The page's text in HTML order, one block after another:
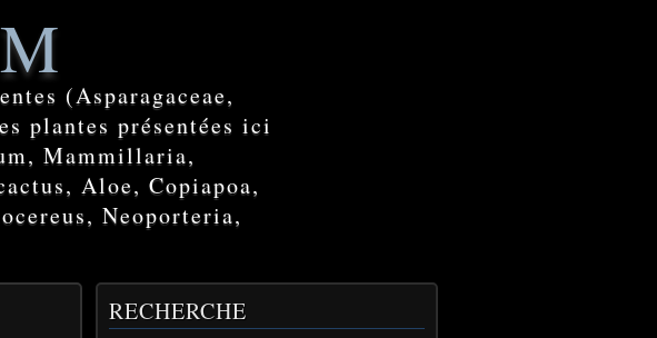
(Asparagaceae,
plantes présentées ici
Mammillaria,
Aloe, Copiapoa,
Neoporteria,
RECHERCHE